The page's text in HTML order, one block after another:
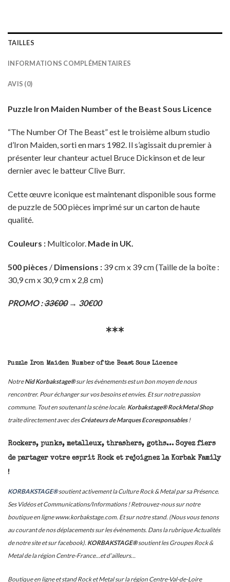
TAILLES
INFORMATIONS COMPLÉMENTAIRES
AVIS (0)
Puzzle Iron Maiden Number of the Beast Sous Licence
“The Number Of The Beast” est le troisième album studio
d’Iron Maiden, sorti en mars 1982. Il s’agissait du premier à
présenter leur chanteur actuel Bruce Dickinson et de leur
dernier avec le batteur Clive Burr.
Cette œuvre iconique est maintenant disponible sous forme
de puzzle de 500 pièces imprimé sur un carton de haute
qualité.
Couleurs : Multicolor. Made in UK.
500 pièces / Dimensions : 39 cm x 39 cm (Taille de la boîte :
30,9 cm x 30,9 cm x 2,8 cm)
PROMO :33€00→ 30€00
***
Puzzle Iron Maiden Number of the Beast Sous Licence
NotreNid Korbakstage®sur les évènements est un bon moyen de nous
rencontrer. Pour échanger sur vos besoins et envies. Et sur notre passion
commune. Tout en soutenant la scène locale. Korbakstage® RockMetal Shop
traite directement avec desCréateurs de Marques Ecoresponsables!
Rockers, punks, metalleux, thrashers, goths… Soyez fiers
de partager votre esprit Rock et rejoignez la Korbak Family
!
KORBAKSTAGE®soutient activement la Culture Rock & Metal par sa Présence.
Ses Vidéos et Communications/Informations ! Retrouvez-nous sur notre
boutique en ligne www.korbakstage.com. Et sur notre stand. (Nous vous tenons
au courant de nos déplacements sur les évènements. Dans la rubrique Actualités
de notre site et sur facebook). KORBAKSTAGE®soutient les Groupes Rock &
Metal de la région Centre-France…et d’ailleurs…
Boutique en ligne et stand Rock et Metal sur la région Centre-Val-de-Loire